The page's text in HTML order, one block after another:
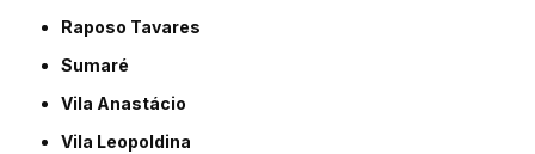
Raposo Tavares
Sumaré
Vila Anastácio
Vila Leopoldina